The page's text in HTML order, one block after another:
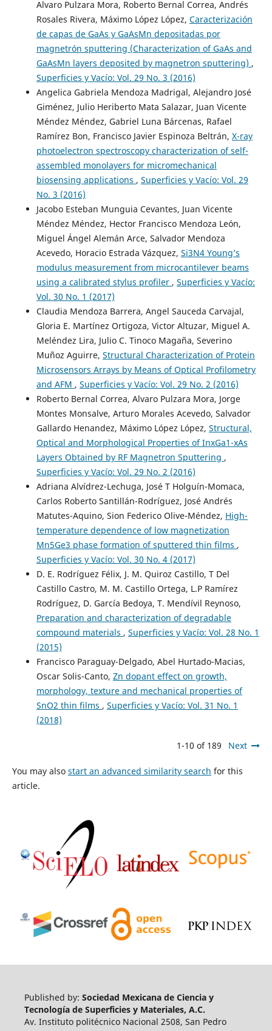
Alvaro Pulzara Mora, Roberto Bernal Correa, Andrés
Rosales Rivera, Máximo López López, Caracterización
de capas de GaAs y GaAsMn depositadas por
magnetrón sputtering (Characterization of GaAs and
GaAsMn layers deposited by magnetron sputtering) ,
Superficies y Vacío: Vol. 29 No. 3 (2016)
Angelica Gabriela Mendoza Madrigal, Alejandro José
Giménez, Julio Heriberto Mata Salazar, Juan Vicente
Méndez Méndez, Gabriel Luna Bárcenas, Rafael
Ramírez Bon, Francisco Javier Espinoza Beltrán, X-ray
photoelectron spectroscopy characterization of self-
assembled monolayers for micromechanical
biosensing applications , Superficies y Vacío: Vol. 29
No. 3 (2016)
Jacobo Esteban Munguia Cevantes, Juan Vicente
Méndez Méndez, Hector Francisco Mendoza León,
Miguel Ángel Alemán Arce, Salvador Mendoza
Acevedo, Horacio Estrada Vázquez, Si3N4 Young’s
modulus measurement from microcantilever beams
using a calibrated stylus profiler , Superficies y Vacío:
Vol. 30 No. 1 (2017)
Claudia Mendoza Barrera, Angel Sauceda Carvajal,
Gloria E. Martínez Ortigoza, Victor Altuzar, Miguel A.
Meléndez Lira, Julio C. Tinoco Magaña, Severino
Muñoz Aguirre, Structural Characterization of Protein
Microsensors Arrays by Means of Optical Profilometry
and AFM , Superficies y Vacío: Vol. 29 No. 2 (2016)
Roberto Bernal Correa, Alvaro Pulzara Mora, Jorge
Montes Monsalve, Arturo Morales Acevedo, Salvador
Gallardo Henandez, Máximo López López, Structural,
Optical and Morphological Properties of InxGa1-xAs
Layers Obtained by RF Magnetron Sputtering ,
Superficies y Vacío: Vol. 29 No. 2 (2016)
Adriana Alvídrez-Lechuga, José T Holguín-Momaca,
Carlos Roberto Santillán-Rodríguez, José Andrés
Matutes-Aquino, Sion Federico Olive-Méndez, High-
temperature dependence of low magnetization
Mn5Ge3 phase formation of sputtered thin films ,
Superficies y Vacío: Vol. 30 No. 4 (2017)
D. E. Rodríguez Félix, J. M. Quiroz Castillo, T Del
Castillo Castro, M. M. Castillo Ortega, L.P Ramírez
Rodríguez, D. García Bedoya, T. Mendívil Reynoso,
Preparation and characterization of degradable
compound materials , Superficies y Vacío: Vol. 28 No. 1
(2015)
Francisco Paraguay-Delgado, Abel Hurtado-Macias,
Oscar Solis-Canto, Zn dopant effect on growth,
morphology, texture and mechanical properties of
SnO2 thin films , Superficies y Vacío: Vol. 31 No. 1
(2018)
1-10 of 189 Next
You may also start an advanced similarity search for this
article.
Published by: Sociedad Mexicana de Ciencia y
Tecnología de Superficies y Materiales, A.C.
Av. Instituto politécnico Nacional 2508, San Pedro